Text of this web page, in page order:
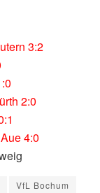
3:2
2:0
4:0
VfL Bochum